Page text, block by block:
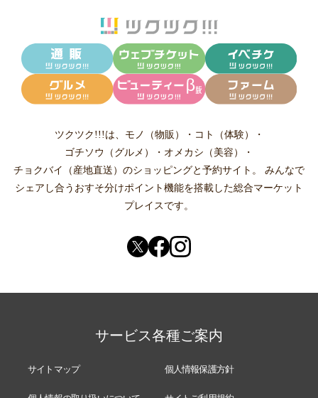
ツクツク!!!は、 モノ（物販） ・ コト（体験）
・
ゴチソウ（グルメ）
・ オメカシ（美容）
・
チョクバイ（産地直送） のショッピングと予約サイト。
みんなで
シェアし合う おすそ分けポイント機能を搭載した総合マーケット
プレイスです。
サービス各種ご案内
サイトマップ 個人情報保護方針